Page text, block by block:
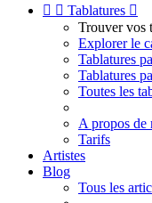
  Tablatures 
Trouver vos
Explorer le
Tablatures
Tablatures
Toutes les
A propos
Tarifs
Artistes
Blog
Tous les